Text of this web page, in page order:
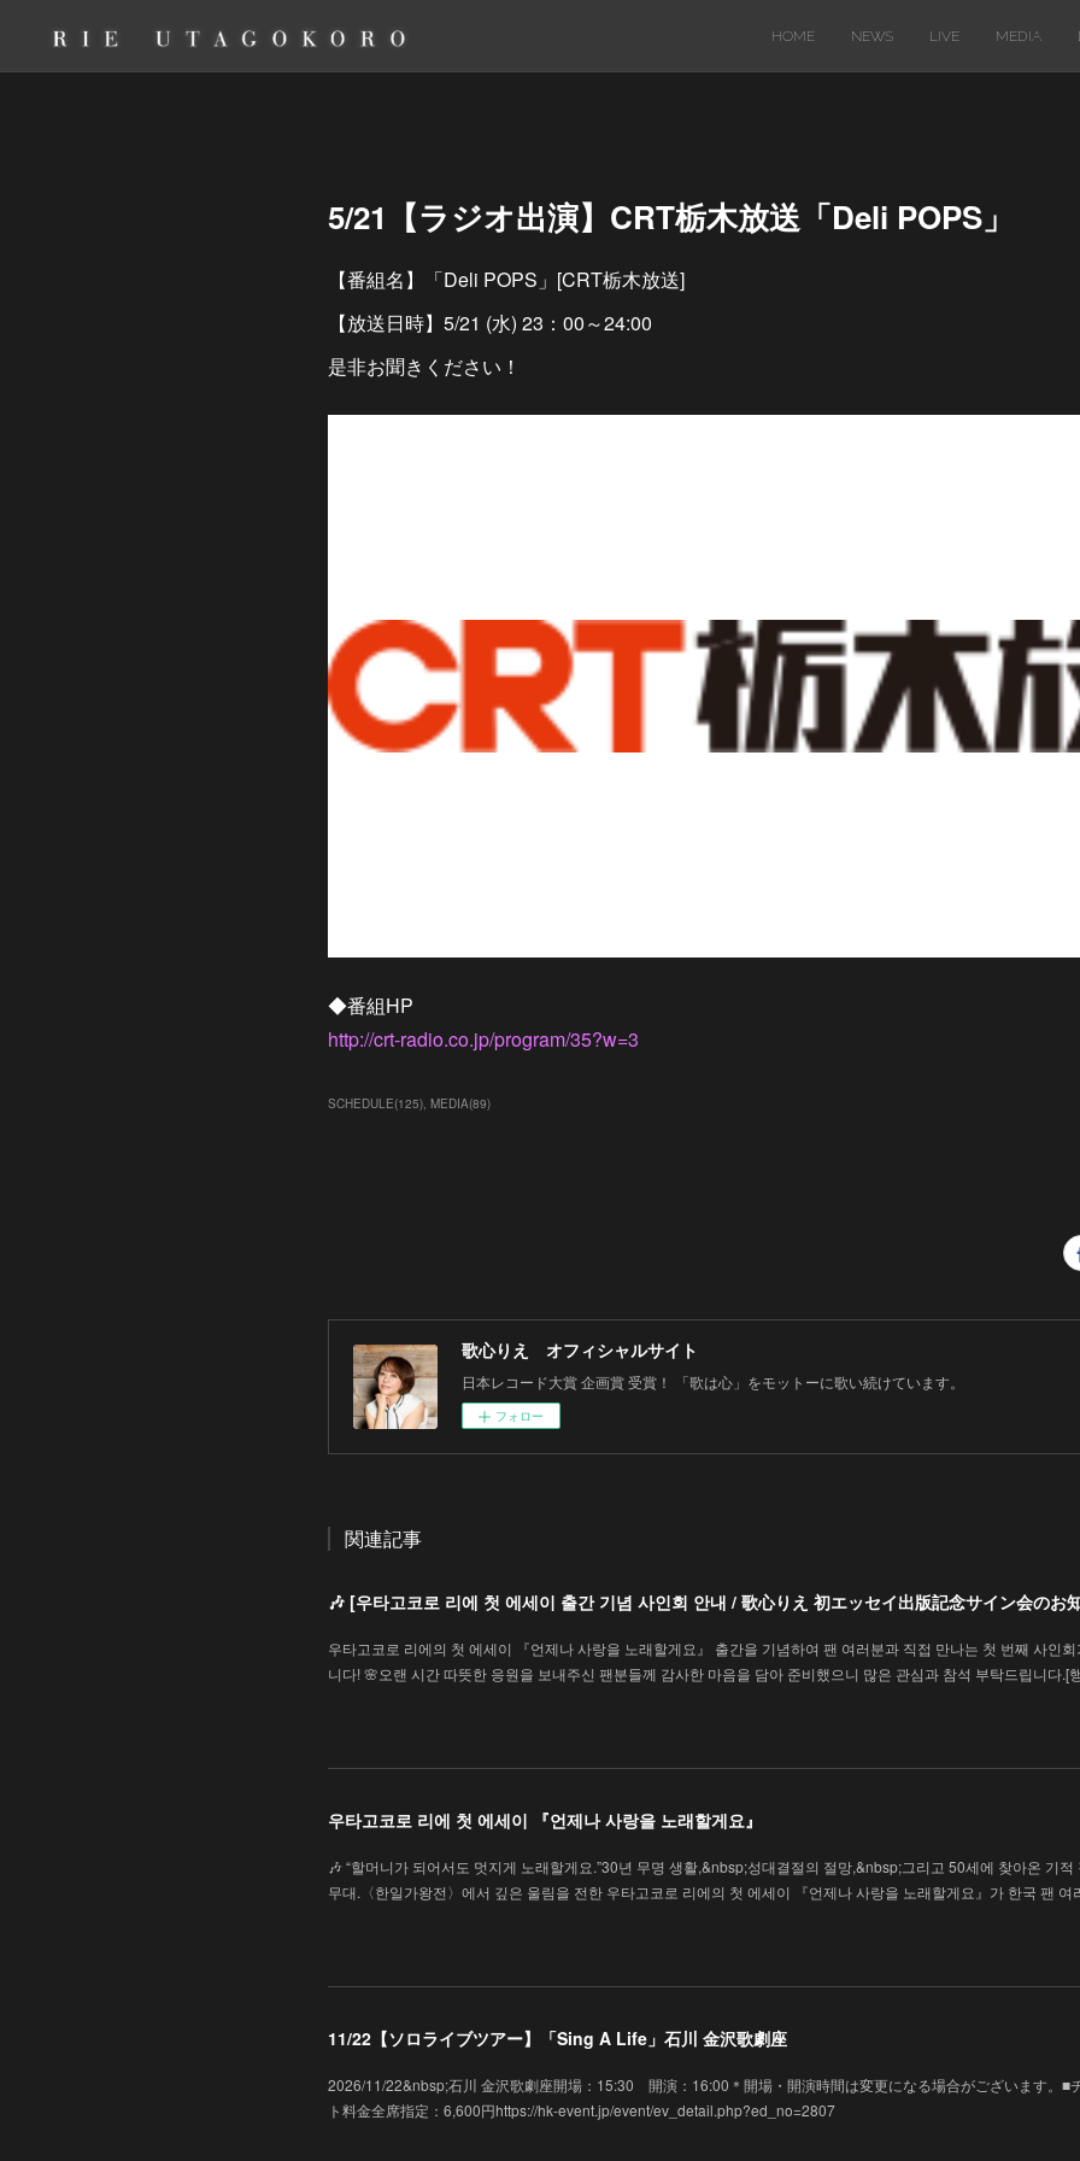
HOME NEWS LIVE MEDIA
5/21【ラジオ出演】CRT栃木放送「Deli POPS」
【番組名】「Deli POPS」[CRT栃木放送]
【放送日時】5/21 (水) 23：00～24:00
是非お聞きください！
◆番組HP
http://crt-radio.co.jp/program/35?w=3
SCHEDULE(125) MEDIA(89)
歌心りえ オフィシャルサイト
日本レコード大賞 企画賞 受賞！ 「歌は心」をモットーに歌い続けています。
フォロー
関連記事
🎶 [우타고코로 리에 첫 에세이 출간 기념 사인회 안내 / 歌心りえ 初エッセイ出版記念サイン会のお
우타고코로 리에의 첫 에세이 『언제나 사랑을 노래할게요』 출간을 기념하여 팬 여러분과 직접 만나는 첫 번째 사인
니다! 🌸오랜 시간 따뜻한 응원을 보내주신 팬분들께 감사한 마음을 담아 준비했으니 많은 관심과 참석 부탁드립니다.[
우타고코로 리에 첫 에세이 『언제나 사랑을 노래할게요』
🎶 “할머니가 되어서도 멋지게 노래할게요.”30년 무명 생활,&nbsp;성대결절의 절망,&nbsp;그리고 50세에 찾아온 기적
무대.〈한일가왕전〉에서 깊은 울림을 전한 우타고코로 리에의 첫 에세이 『언제나 사랑을 노래할게요』가 한국 팬
11/22【ソロライブツアー】「Sing A Life」石川 金沢歌劇座
2026/11/22&nbsp;石川 金沢歌劇座開場：15:30 開演：16:00＊開場・開演時間は変更になる場合がございます。■
ト料金全席指定：6,600円https://hk-event.jp/event/ev_detail.php?ed_no=2807